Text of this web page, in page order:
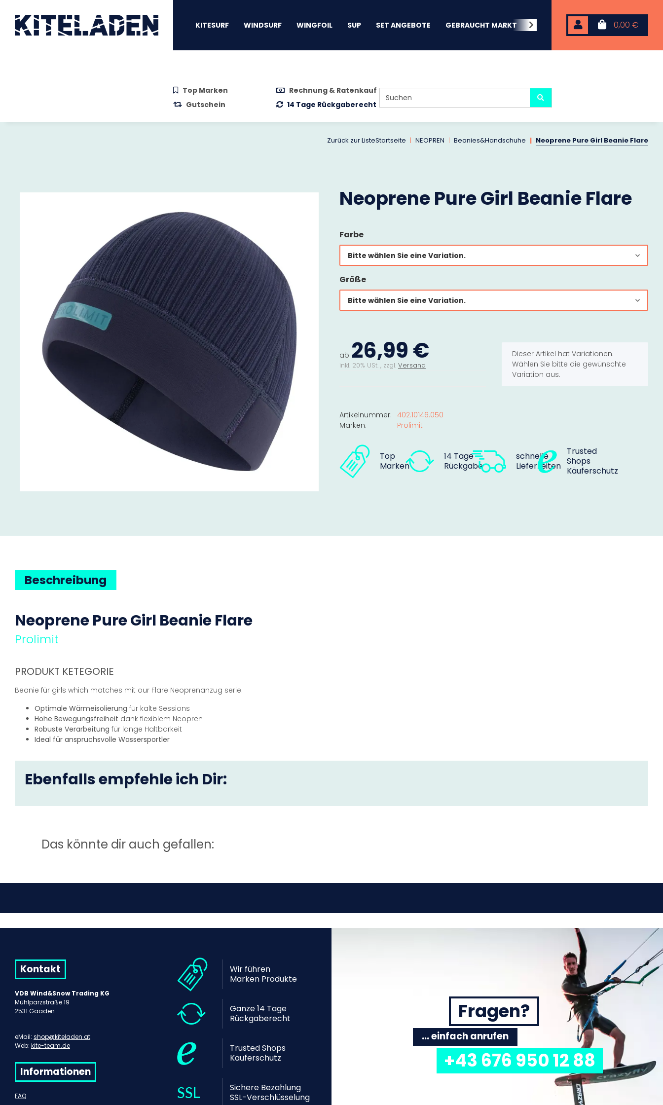
0,00 €
KITESURF WINDSURF WINGFOIL SUP SET ANGEBOTE GEBRAUCHT MARKT BEACHWEAR NEOPREN
Top Marken
Rechnung & Ratenkauf
Gutschein
14 Tage Rückgaberecht
Zurück zur ListeStartseite NEOPREN Beanies&Handschuhe Neoprene Pure Girl Beanie Flare
Neoprene Pure Girl Beanie Flare
Farbe
Bitte wählen Sie eine Variation.
Größe
Bitte wählen Sie eine Variation.
ab 26,99 €
inkl. 20% USt. , zzgl. Versand
xDieser Artikel hat Variationen.
Wählen Sie bitte die gewünschte
Variation aus.
Artikelnummer: 402.10146.050
Marken:
Prolimit
Top
Marken
14 Tage
Rückgabe
schnelle
Lieferzeiten
Trusted
Shops
Käuferschutz
Beschreibung
NeoprenePure Girl Beanie Flare
Prolimit
PRODUKT KETEGORIE
Beanie für girls which matches mit our Flare Neoprenanzug serie.
Optimale Wärmeisolierung für kalte Sessions
Hohe Bewegungsfreiheit dank flexiblem Neopren
Robuste Verarbeitung für lange Haltbarkeit
Ideal für anspruchsvolle Wassersportler
Ebenfalls empfehle ich Dir:
Das könnte dir auch gefallen:
Kontakt
VDB Wind&Snow Trading KG
Mühlparzstraße 19
2531 Gaaden
eMail: shop@kiteladen.at
Web: kite-team.de
Informationen
FAQ
Wir führen
Marken Produkte
Ganze 14 Tage
Rückgaberecht
Trusted Shops
Käuferschutz
Sichere Bezahlung
SSL-Verschlüsselung
Fragen?
... einfach anrufen
+43 676 950 12 88